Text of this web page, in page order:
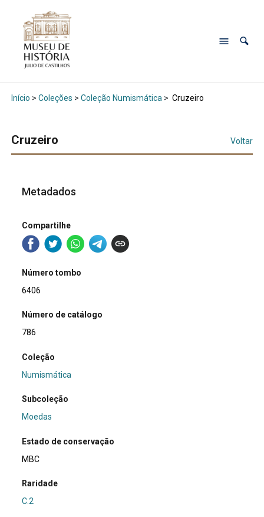
Início > Coleções > Coleção Numismática > Cruzeiro
Cruzeiro Voltar
Metadados
Compartilhe
Número tombo
6406
Número de catálogo
786
Coleção
Numismática
Subcoleção
Moedas
Estado de conservação
MBC
Raridade
C.2